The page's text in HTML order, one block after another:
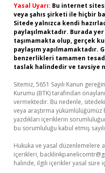
Yasal Uyarı: Bu internet
veya şahıs şirketi ile hiçbir
Sitede yalnızca kendi
paylaşılmaktadır. Burada
taşımamakta olup, gerçek
paylaşım yapılmamaktadır.
benzerlikleri tamamen
taslak halindedir ve tavsiye
Sitemiz, 5651 Sayılı Kanun
Kurumu (BTK) tarafından
vermektedir. Bu nedenle,
veya araştırma
yazdıkları içeriklerin
bu sorumluluğu kabul etmiş
Hukuka ve yasal düzenlemelere
içerikleri,
halinde, ilgili içerikler yasal süre